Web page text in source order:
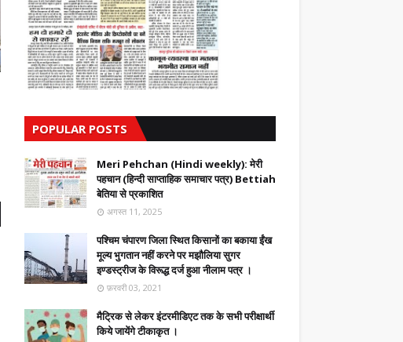
POPULAR POSTS
Meri Pehchan (Hindi weekly): मेरी
पहचान (हिन्दी साप्ताहिक समाचार पत्र) Bettiah
बेतिया से प्रकाशित
अगस्त 11, 2025
पश्चिम चंपारण जिला स्थित किसानों का बकाया ईंख
मूल्य भुगतान नहीं करने पर मझौलिया सुगर
इण्डस्ट्रीज के विरूद्ध दर्ज हुआ नीलाम पत्र ।
फ़रवरी 03, 2021
मैट्रिक से लेकर इंटरमीडिएट तक के सभी परीक्षार्थी
किये जायेंगे टीकाकृत ।